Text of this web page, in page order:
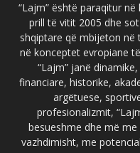
“Lajm” është paraqitur
prill të vitit 2005 dhe
shqiptare që mbijeton
në konceptet evropiane
“Lajm” janë
financiare, historike,
argëtuese,
profesionalizmit,
besueshme dhe më me
vazhdimisht, me